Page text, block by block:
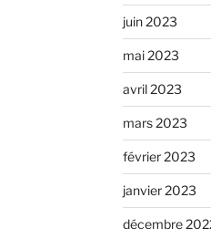
juin 2023
mai 2023
avril 2023
mars 2023
février 2023
janvier 2023
décembre